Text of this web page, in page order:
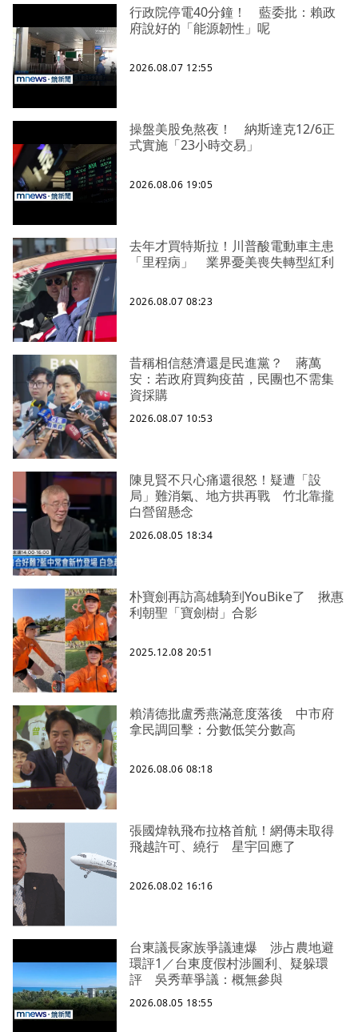
行政院停電40分鐘！ 藍委批：賴政
府說好的「能源韌性」呢
2026.08.07 12:55
操盤美股免熬夜！ 納斯達克12/6正
式實施「23小時交易」
2026.08.06 19:05
去年才買特斯拉！川普酸電動車主患
「里程病」 業界憂美喪失轉型紅利
2026.08.07 08:23
昔稱相信慈濟還是民進黨？ 蔣萬
安：若政府買夠疫苗，民團也不需集
資採購
2026.08.07 10:53
陳見賢不只心痛還很怒！疑遭「設
局」難消氣、地方拱再戰 竹北靠攏
白營留懸念
2026.08.05 18:34
朴寶劍再訪高雄騎到YouBike了 揪惠
利朝聖「寶劍樹」合影
2025.12.08 20:51
賴清德批盧秀燕滿意度落後 中市府
拿民調回擊：分數低笑分數高
2026.08.06 08:18
張國煒執飛布拉格首航！網傳未取得
飛越許可、繞行 星宇回應了
2026.08.02 16:16
台東議長家族爭議連爆 涉占農地避
環評1／台東度假村涉圖利、疑躲環
評 吳秀華爭議：概無參與
2026.08.05 18:55